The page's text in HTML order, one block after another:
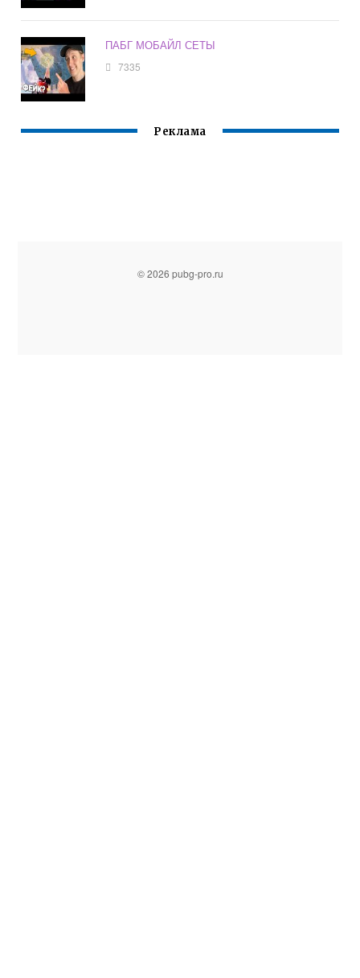
ПАБГ МОБАЙЛ СЕТЫ
7335
Реклама
© 2026 pubg-pro.ru